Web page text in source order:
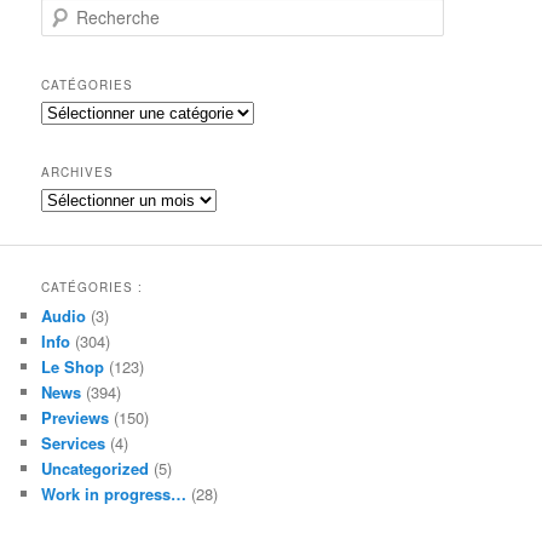
e
h
e
r
h
e
CATÉGORIES
Catégories
ARCHIVES
Archives
CATÉGORIES :
Audio (3)
Info (304)
Le Shop (123)
News (394)
Previews (150)
Services (4)
Uncategorized (5)
Work in progress… (28)